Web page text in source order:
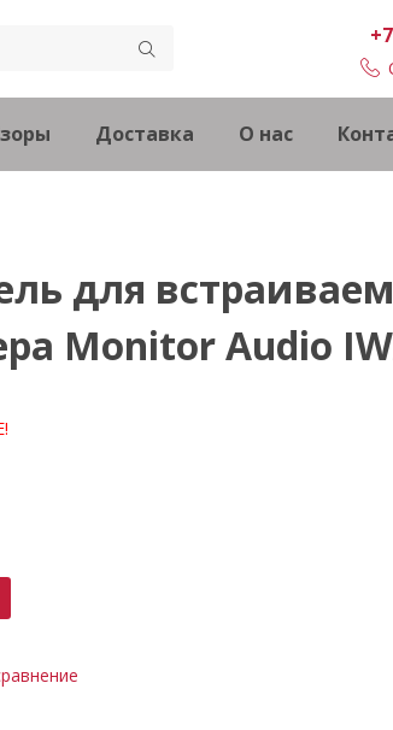
Доставка О нас
для
Monitor Audio